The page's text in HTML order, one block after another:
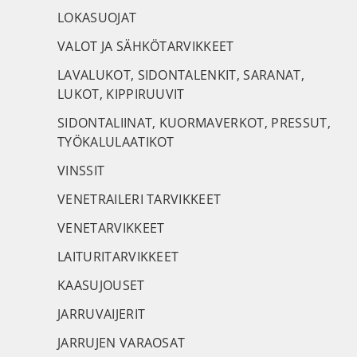
LOKASUOJAT
VALOT JA SÄHKÖTARVIKKEET
LAVALUKOT, SIDONTALENKIT, SARANAT,
LUKOT, KIPPIRUUVIT
SIDONTALIINAT, KUORMAVERKOT, PRESSUT,
TYÖKALULAATIKOT
VINSSIT
VENETRAILERI TARVIKKEET
VENETARVIKKEET
LAITURITARVIKKEET
KAASUJOUSET
JARRUVAIJERIT
JARRUJEN VARAOSAT